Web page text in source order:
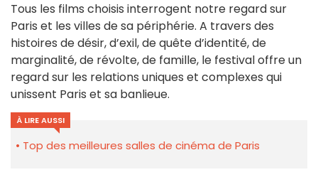
Tous les films choisis interrogent notre regard sur
Paris et les villes de sa périphérie. A travers des
histoires de désir, d’exil, de quête d’identité, de
marginalité, de révolte, de famille, le festival offre un
regard sur les relations uniques et complexes qui
unissent Paris et sa banlieue.
À LIRE AUSSI
Top des meilleures salles de cinéma de Paris